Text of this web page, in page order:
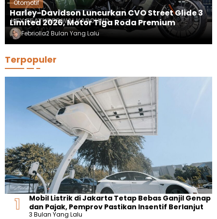
Otomotif
Harley-Davidson Luncurkan CVO Street Glide 3
Limited 2026, Motor Tiga Roda Premium
Febriolla2 Bulan Yang Lalu
Terpopuler
Mobil Listrik di Jakarta Tetap Bebas Ganjil Genap
dan Pajak, Pemprov Pastikan Insentif Berlanjut
3 Bulan Yang Lalu